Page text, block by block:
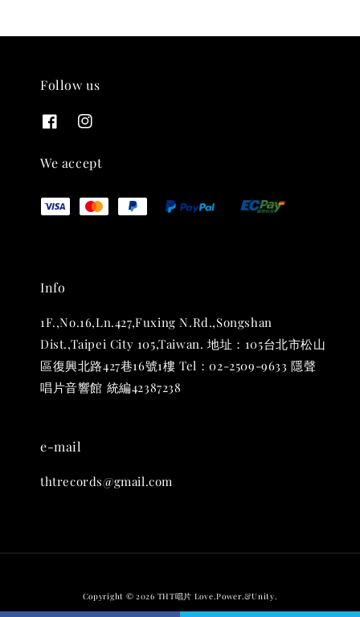
THT 九週年紀念 T-shirt
NT$ 780
THT 九週年 唱片墊 (2入一組)
Follow us
We accept
Info
1F.,No.16,Ln.427,Fuxing N.Rd.,Songshan
Dist.,Taipei City 105,Taiwan. 地址：105台北市松山
區復興北路427巷16號1樓 Tel：02-2509-9633 隱聲
唱片音響館 統編42387238
e-mail
thtrecords@gmail.com
Copyright © 2026 THT唱片 Love.Power.&Unity.